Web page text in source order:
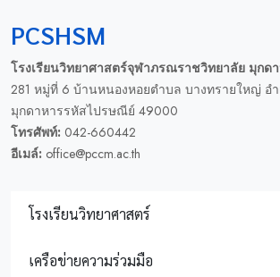
PCSHSM
โรงเรียนวิทยาศาสตร์จุฬาภรณราชวิทยาลัย มุกด
281 หมู่ที่ 6 บ้านหนองหอยตำบล บางทรายใหญ่ อำ
มุกดาหารรหัสไปรษณีย์ 49000
โทรศัพท์: 042-660442
อีเมล์: office@pccm.ac.th
โรงเรียนวิทยาศาสตร์
เครือข่ายความร่วมมือ